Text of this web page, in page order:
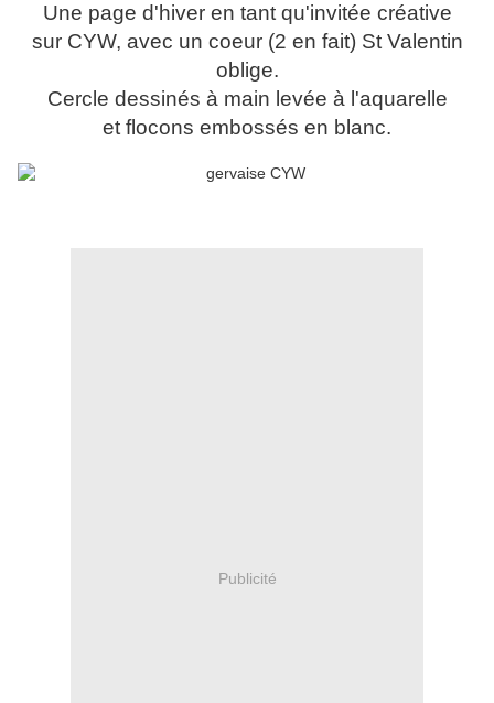
Une page d'hiver en tant qu'invitée créative
sur CYW, avec un coeur (2 en fait) St Valentin
oblige.
Cercle dessinés à main levée à l'aquarelle
et flocons embossés en blanc.
Publicité